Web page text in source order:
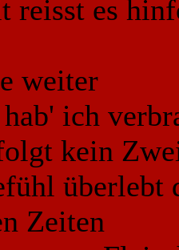
reisst es
weiter
ich
kein
überlebt
Zeiten